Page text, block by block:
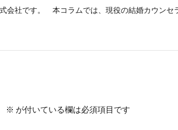
会社です。 本コラムでは、現役の結婚カウン
※ が付いている欄は必須項目です